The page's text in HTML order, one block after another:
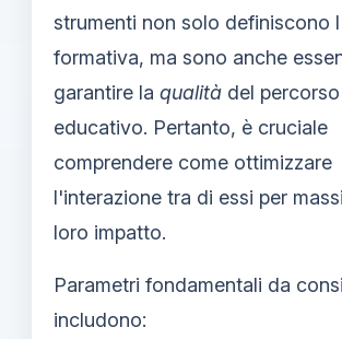
strumenti non solo definiscono
formativa, ma sono anche
garantire la qualità del percorso
educativo. Pertanto, è cruciale
comprendere come ottimizzare
l'interazione tra di essi per
loro impatto.
Parametri fondamentali da
includono: